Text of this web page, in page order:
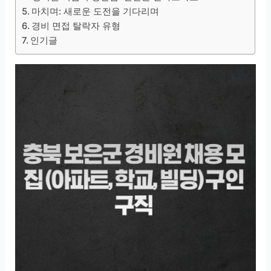
마치며: 새로운 도전을 기다리며
경비 면접 탈락자 유형
인기글